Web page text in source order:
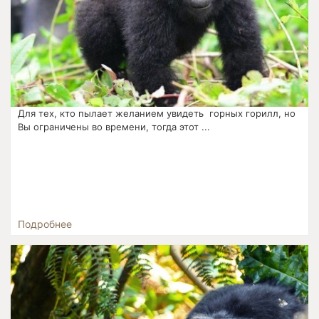
Для тех, кто пылает желанием увидеть горных горилл, но
Вы ограничены во времени, тогда этот ...
Подробнее